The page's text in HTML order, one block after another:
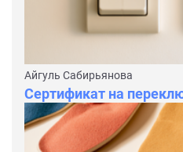
Айгуль Сабирьянова
Сертификат на